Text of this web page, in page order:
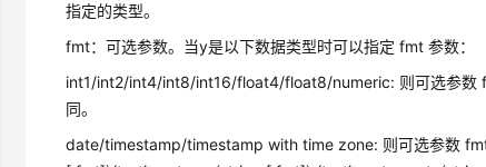
指定的类型。
fmt：可选参数。当y是以下数据类型时可以指定 fmt 参数：
int1/int2/int4/int8/int16/float4/float8/numeric: 则可选参数
同。
date/timestamp/timestamp with time zone: 则可选参数